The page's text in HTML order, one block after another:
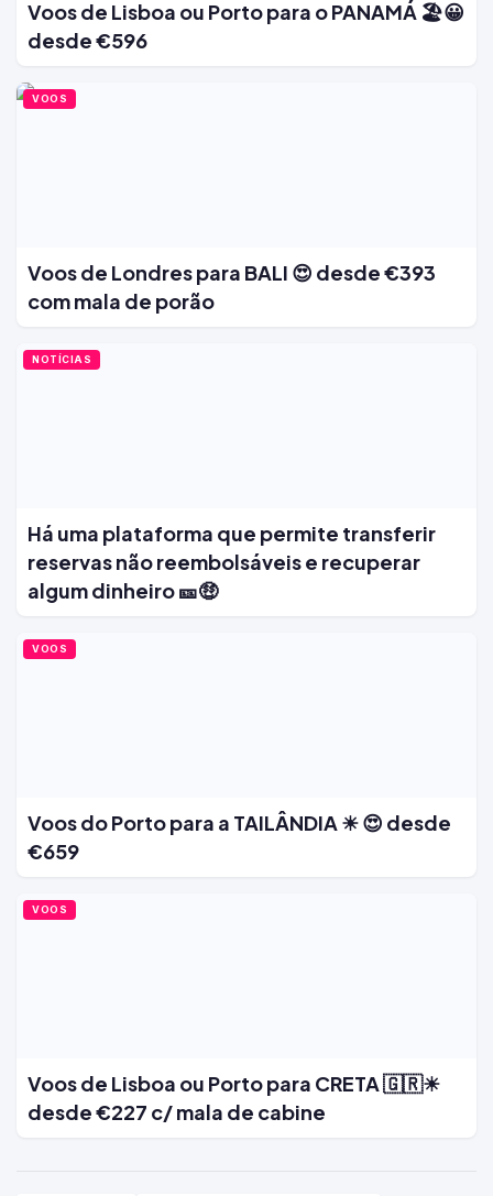
Voos de Lisboa ou Porto para o PANAMÁ 🏖️😀
desde €596
VOOS
Voos de Londres para BALI 😍 desde €393
com mala de porão
NOTÍCIAS
Há uma plataforma que permite transferir
reservas não reembolsáveis e recuperar
algum dinheiro 🎫🤑
VOOS
Voos do Porto para a TAILÂNDIA ☀ 😍 desde
€659
VOOS
Voos de Lisboa ou Porto para CRETA 🇬🇷☀
desde €227 c/ mala de cabine